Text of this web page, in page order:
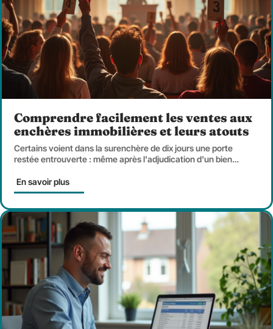
Comprendre facilement les ventes aux
enchères immobilières et leurs atouts
Certains voient dans la surenchère de dix jours une porte
restée entrouverte : même après l'adjudication d'un bien…
En savoir plus